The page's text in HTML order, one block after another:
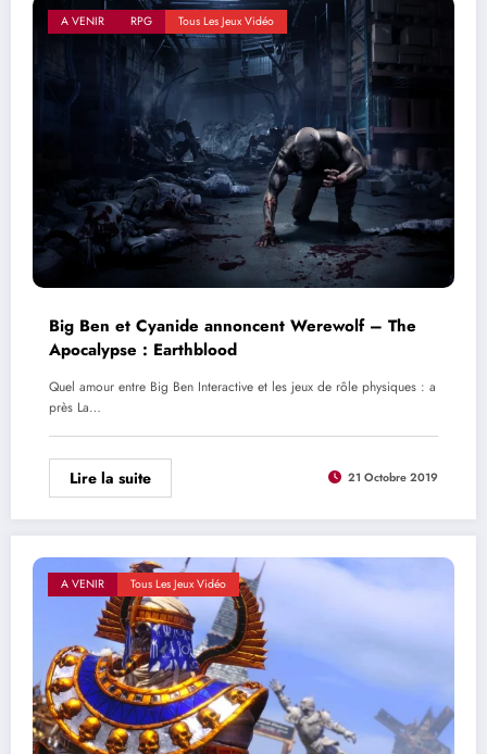
A VENIR RPG Tous Les Jeux Vidéo
Big Ben et Cyanide annoncent Werewolf – The
Apocalypse : Earthblood
Quel amour entre Big Ben Interactive et les jeux de rôle physiques : a
près La…
Lire la suite 21 Octobre 2019
A VENIR Tous Les Jeux Vidéo